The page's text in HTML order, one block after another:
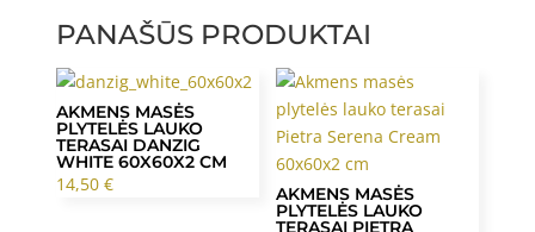
PANAŠŪS PRODUKTAI
AKMENS MASĖS
PLYTELĖS LAUKO
TERASAI DANZIG
WHITE 60X60X2 CM
14,50 € AKMENS MASĖS
PLYTELĖS LAUKO
TERASAI PIETRA